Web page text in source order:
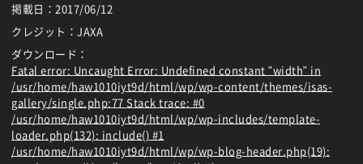
掲載日： 2017/06/12
クレジット：JAXA
ダウンロード：
Fatal error: Uncaught Error: Undefined constant "width" in
/usr/home/haw1010iyt9d/html/wp/wp-content/themes/isas-
gallery/single.php:77 Stack trace: #0
/usr/home/haw1010iyt9d/html/wp/wp-includes/template-
loader.php(132): include() #1
/usr/home/haw1010iyt9d/html/wp/wp-blog-header.php(19):